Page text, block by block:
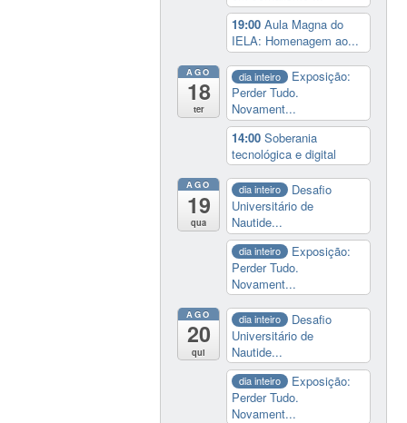
19:00Aula Magna do
IELA: Homenagem ao...
AGO
18
ter
dia inteiro
Exposição:
Perder Tudo.
Novament...
14:00Soberania
tecnológica e digital
AGO
19
qua
dia inteiro
Desafio
Universitário de
Nautide...
dia inteiro
Exposição:
Perder Tudo.
Novament...
AGO
20
qui
dia inteiro
Desafio
Universitário de
Nautide...
dia inteiro
Exposição:
Perder Tudo.
Novament...